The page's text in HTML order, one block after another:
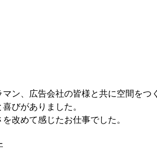
ン、広告会社の皆様と共に空間をつ
びがありました。
改めて感じたお仕事でした。